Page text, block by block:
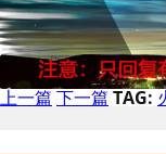
上一篇下一篇TAG: